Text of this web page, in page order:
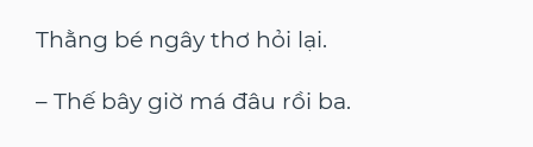
Thằng bé ngây thơ hỏi lại.
– Thế bây giờ má đâu rồi ba.